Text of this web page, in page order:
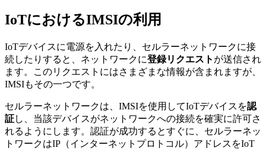
IoTにおけるIMSIの利用
IoTデバイスに電源を入れたり、セルラーネットワークに接
続したりすると、ネットワークに登録リクエスト が送信され
ます。このリクエストにはさまざまな情報が含まれますが、
IMSIもその一つです。
セルラーネットワークは、IMSIを使用してIoTデバイスを認
証し、当該デバイスがネットワークへの接続を確実に許可さ
れるようにします。認証が成功するとすぐに、セルラーネッ
トワークはIP（インターネットプロトコル）アドレスをIoT